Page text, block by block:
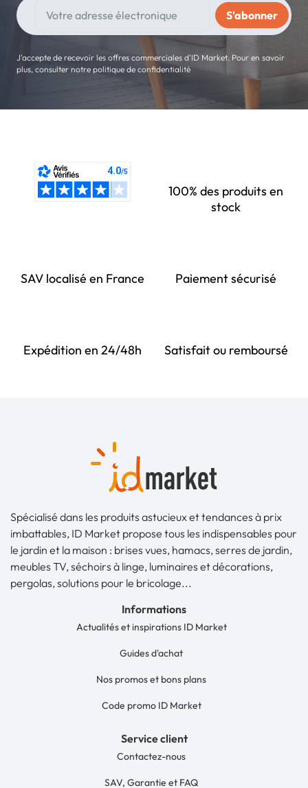
J'accepte de recevoir les offres commerciales d'ID Market. Pour en savoir
plus, consulter notre politique de confidentialité
100% des produits en
stock
SAV localisé en France Paiement sécurisé
Expédition en 24/48h Satisfait ou remboursé
Spécialisé dans les produits astucieux et tendances à prix
imbattables, ID Market propose tous les indispensables pour
le jardin et la maison : brises vues, hamacs, serres de jardin,
meubles TV, séchoirs à linge, luminaires et décorations,
pergolas, solutions pour le bricolage...
Informations
Actualités et inspirations ID Market
Guides d'achat
Nos promos et bons plans
Code promo ID Market
Service client
Contactez-nous
SAV, Garantie et FAQ